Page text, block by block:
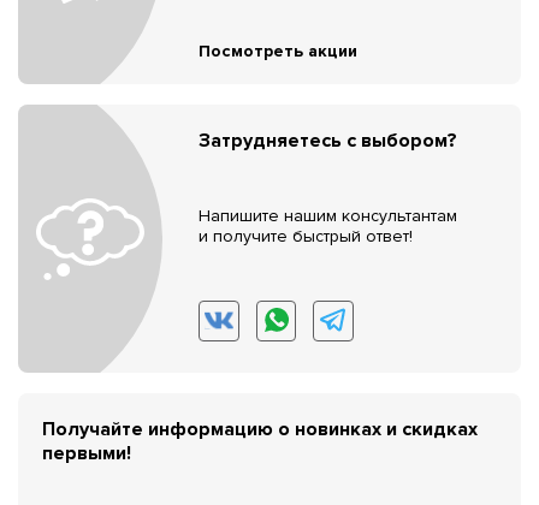
Посмотреть акции
Затрудняетесь с выбором?
Напишите нашим консультантам
и получите быстрый ответ!
Получайте информацию о новинках и скидках
первыми!